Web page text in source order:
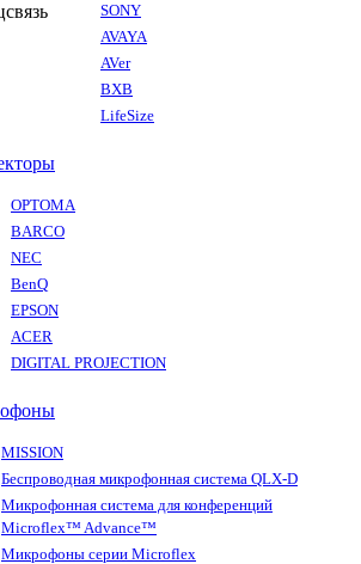
SONY
AVAYA
AVer
BXB
LifeSize
OPTOMA
BARCO
NEC
BenQ
EPSON
ACER
DIGITAL PROJECTION
MISSION
Беспроводная микрофонная система QLX-D
Микрофонная система для конференций
Microflex™ Advance™
Микрофоны серии Microflex